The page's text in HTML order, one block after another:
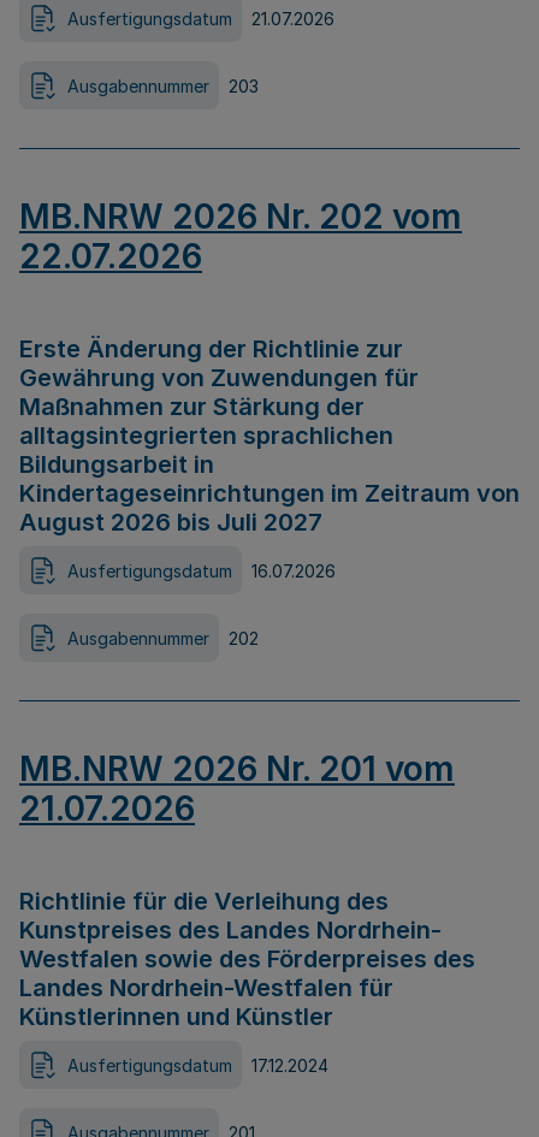
Ausfertigungsdatum 21.07.2026
Ausgabennummer 203
MB.NRW 2026 Nr. 202 vom
22.07.2026
Erste Änderung der Richtlinie zur
Gewährung von Zuwendungen für
Maßnahmen zur Stärkung der
alltagsintegrierten sprachlichen
Bildungsarbeit in
Kindertageseinrichtungen im Zeitraum von
August 2026 bis Juli 2027
Ausfertigungsdatum 16.07.2026
Ausgabennummer 202
MB.NRW 2026 Nr. 201 vom
21.07.2026
Richtlinie für die Verleihung des
Kunstpreises des Landes Nordrhein-
Westfalen sowie des Förderpreises des
Landes Nordrhein-Westfalen für
Künstlerinnen und Künstler
Ausfertigungsdatum 17.12.2024
Ausgabennummer 201